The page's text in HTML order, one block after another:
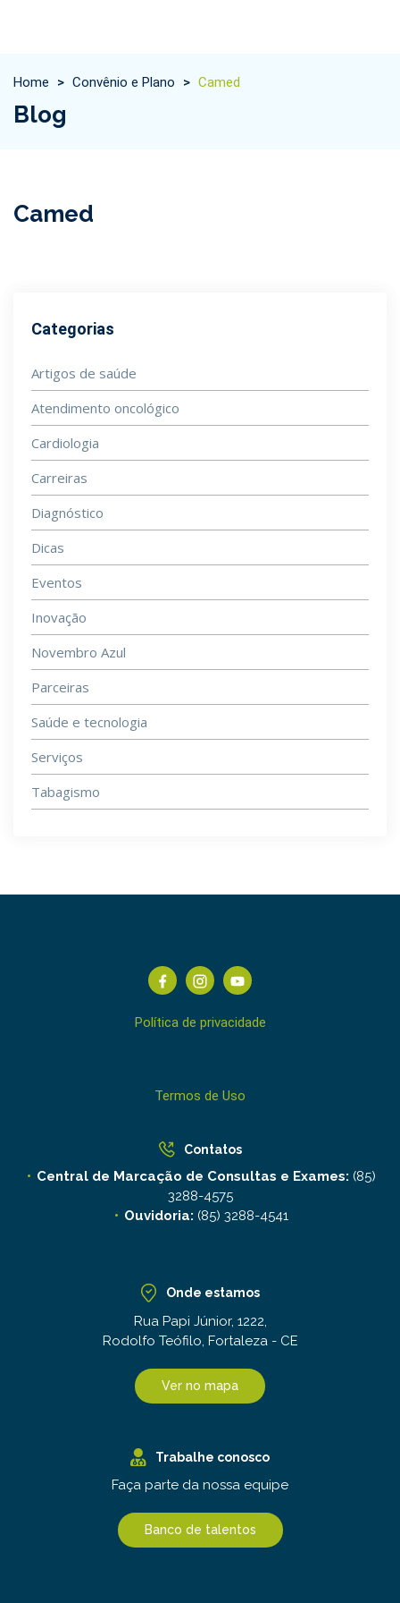
Home > Convênio e Plano > Camed
Blog
Camed
Categorias
Artigos de saúde
Atendimento oncológico
Cardiologia
Carreiras
Diagnóstico
Dicas
Eventos
Inovação
Novembro Azul
Parceiras
Saúde e tecnologia
Serviços
Tabagismo
Política de privacidade
Termos de Uso
Contatos
Central de Marcação de Consultas e Exames: (85)
3288-4575
Ouvidoria: (85) 3288-4541
Onde estamos
Rua Papi Júnior, 1222,
Rodolfo Teófilo, Fortaleza - CE
Ver no mapa
Trabalhe conosco
Faça parte da nossa equipe
Banco de talentos